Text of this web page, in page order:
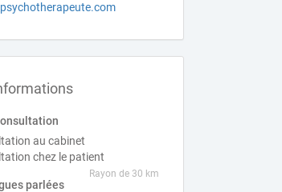
au cabinet
chez le patient
Rayon de 30 km
parlées